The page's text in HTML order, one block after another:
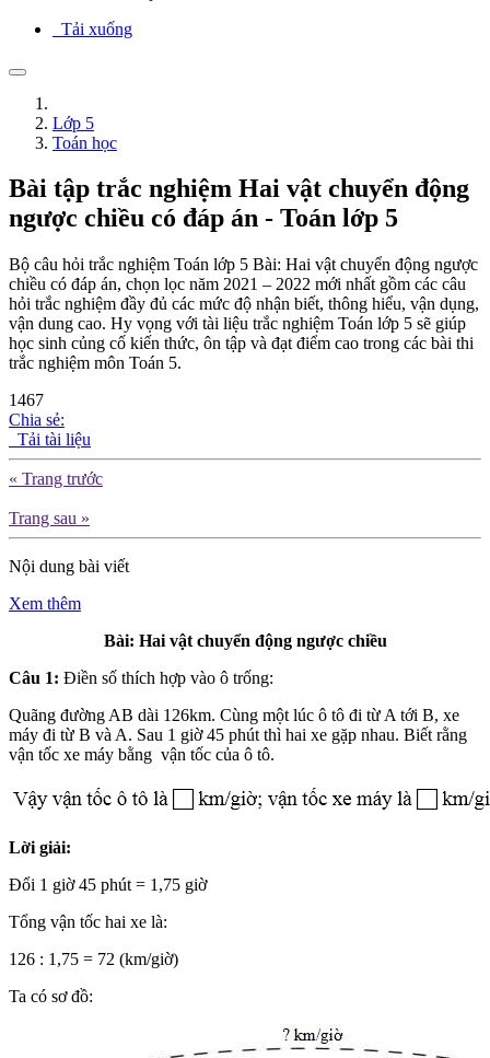
Tải xuống
Lớp 5
Toán học
Bài tập trắc nghiệm Hai vật chuyển động
ngược chiều có đáp án - Toán lớp 5
Bộ câu hỏi trắc nghiệm Toán lớp 5 Bài: Hai vật chuyển động ngược
chiều có đáp án, chọn lọc năm 2021 – 2022 mới nhất gồm các câu
hỏi trắc nghiệm đầy đủ các mức độ nhận biết, thông hiểu, vận dụng,
vận dung cao. Hy vọng với tài liệu trắc nghiệm Toán lớp 5 sẽ giúp
học sinh củng cố kiến thức, ôn tập và đạt điểm cao trong các bài thi
trắc nghiệm môn Toán 5.
1467
Chia sẻ:
Tải tài liệu
« Trang trước
Trang sau »
Nội dung bài viết
Xem thêm
Bài: Hai vật chuyển động ngược chiều
Câu 1: Điền số thích hợp vào ô trống:
Quãng đường AB dài 126km. Cùng một lúc ô tô đi từ A tới B, xe
máy đi từ B và A. Sau 1 giờ 45 phút thì hai xe gặp nhau. Biết rằng
vận tốc xe máy bằng vận tốc của ô tô.
Lời giải:
Đổi 1 giờ 45 phút = 1,75 giờ
Tổng vận tốc hai xe là:
126 : 1,75 = 72 (km/giờ)
Ta có sơ đồ: